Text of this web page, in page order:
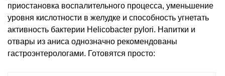
приостановка воспалительного процесса, уменьшение
уровня кислотности в желудке и способность угнетать
активность бактерии Helicobacter pylori. Напитки и
отвары из аниса однозначно рекомендованы
гастроэнтерологами. Готовятся просто: